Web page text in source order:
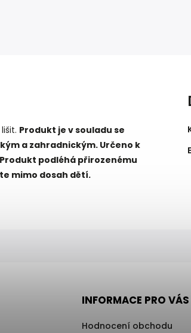
Produkt je v souladu se
a zahradnickým. Určeno k
podléhá přirozenému
mimo dosah dětí.
INFORMACE PRO VÁS
Hodnocení obchodu